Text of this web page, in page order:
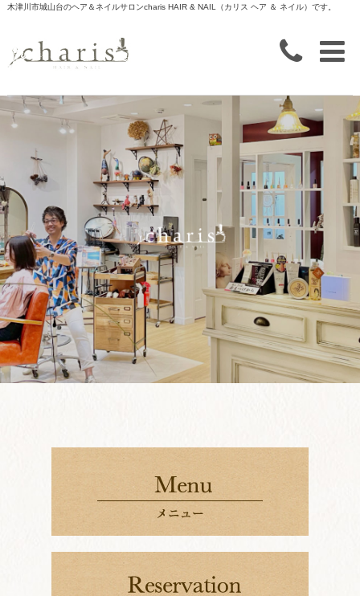
木津川市城山台のヘア＆ネイルサロンcharis HAIR & NAIL（カリス ヘア ＆ ネイル）です。